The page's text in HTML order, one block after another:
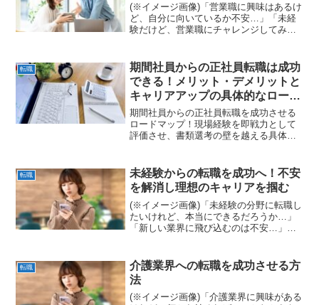
(※イメージ画像)「営業職に興味はあるけ
ど、自分に向いているか不安…」「未経
験だけど、営業職にチャレンジしてみた
たイメージを持たれがちですが、実際に
は様々なスキルや人柄...
転職
期間社員からの正社員転職は成功
できる！メリット・デメリットと
キャリアアップの具体的なロード
マップ
期間社員からの正社員転職を成功させる
ロードマップ！現場経験を即戦力として
評価させ、書類選考の壁を越える具体的
転職
未経験からの転職を成功へ！不安
を解消し理想のキャリアを掴む
(※イメージ画像)「未経験の分野に転職し
たいけれど、本当にできるだろうか…」
「新しい業界に飛び込むのは不安…」。
不可能ではありません。むしろ、これま
での経験や培ってきたス...
転職
介護業界への転職を成功させる方
法
(※イメージ画像)「介護業界に興味がある